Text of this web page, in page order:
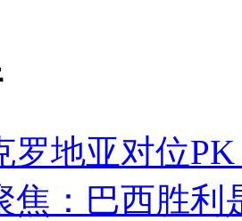
罗地亚对位
焦：巴西胜利